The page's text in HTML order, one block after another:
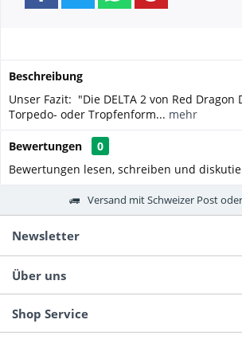
Beschreibung
Unser Fazit: "Die DELTA 2 von Red Dragon
Torpedo- oder Tropfenform... mehr
Bewertungen
0
Bewertungen lesen, schreiben und
Versand mit Schweizer Post
Newsletter
Über uns
Shop Service